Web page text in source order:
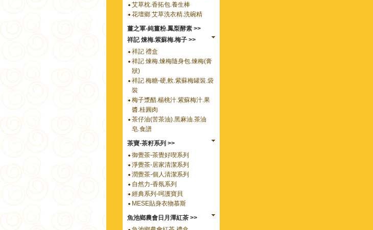
艾草枕.香拓包.養生棒
花壇鄉 艾草洗衣精.洗碗精
薑之軍-純薑粉.鳳梨酵素 >>
祥記 煉梅.紫蘇梅.梅子 >>
祥記 禮盒
祥記 煉梅.煉梅隨身包.煉梅(膏
狀)
祥記 梅糖-硬,軟.紫蘇梅罐裝.袋
裝
梅子漿醋.楊桃汁.紫蘇梅汁.果
醬.桂圓肉
茶仔油(苦茶油).黑麻油.茶油
皂.食譜
茶寶-茶籽系列 >>
御覺茶-茶覺好喫系列
淨覺茶-居家清潔系列
潤覺茶-個人清潔系列
自然力-香氛系列
經典系列-呵護寶貝
MESE貼身衣物慕斯
魚池鄉農會日月潭紅茶 >>